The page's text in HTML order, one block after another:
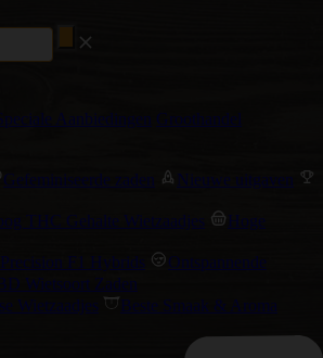
Aanbiedingen Groothandel
Gefeminiseerde zaden
Nieuwe uitgaven
THC Gehalte Wietzaadjes
Hoge
Precision F1 Hybrids
Ontspannende
Wietsoort Zaden
Wietzaadjes
Beste Smaak & Aroma